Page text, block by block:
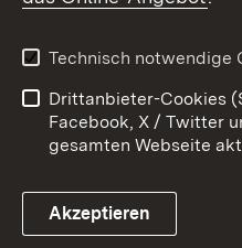
Link zum Landesportal
Kontakt
Impressum
Technisch notwendige
Drittanbieter-Cookies
Facebook, X / Twitter
gesamten Webseite
Akzeptieren